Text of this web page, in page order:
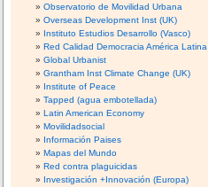
Observatorio de Movilidad Urbana
Overseas Development Inst (UK)
Instituto Estudios Desarrollo (Vasco)
Red Calidad Democracia América Latina
Global Urbanist
Grantham Inst Climate Change (UK)
Institute of Peace
Tapped (agua embotellada)
Latin American Economy
Movilidadsocial
Información Paises
Mapas del Mundo
Red contra plaguicidas
Investigación +Innovación (Europa)